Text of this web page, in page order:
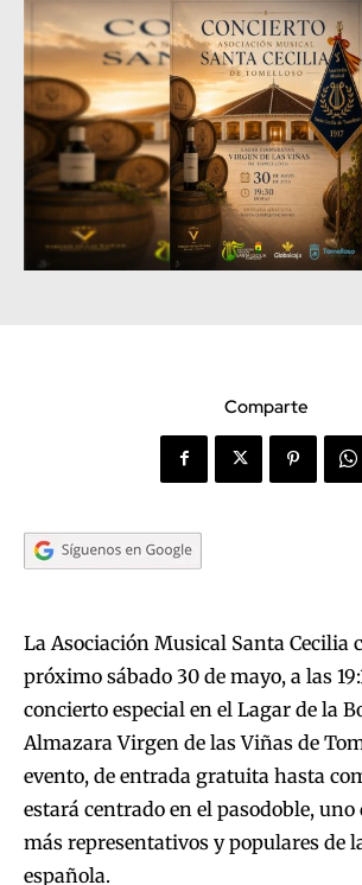
Comparte
La Asociación Musical Santa Cecilia
próximo sábado 30 de mayo, a las
concierto especial en el Lagar de la
Almazara Virgen de las Viñas de
evento, de entrada gratuita hasta
estará centrado en el pasodoble, uno
más representativos y populares de
española.